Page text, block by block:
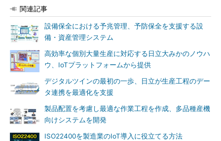
関連記事
設備保全における予兆管理、予防保全を支援する設
備・資産管理システム
高効率な個別大量生産に対応する日立大みかのノウハ
ウ、IoTプラットフォームから提供
デジタルツインの最初の一歩、日立が生産工程のデー
タ連携を最適化を支援
製品配置を考慮し最適な作業工程を作成、多品種産機
向けシステムを開発
ISO22400を製造業のIoT導入に役立てる方法